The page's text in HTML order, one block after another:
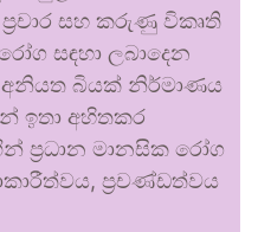
සහ කරුණු විකෘති
සඳහා ලබාදෙන
අනියත බියක් නිර්මාණය
ඉතා අහිතකර
ප්‍රධාන මානසික රෝග
ප්‍රචණ්ඩත්වය